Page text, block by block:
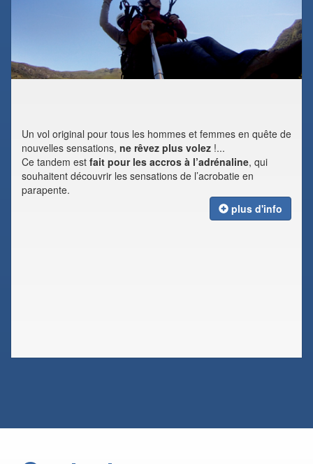
Un vol original pour tous les hommes et femmes en quête de
nouvelles sensations, ne rêvez plus volez !...
Ce tandem est fait pour les accros à l’adrénaline, qui
souhaitent découvrir les sensations de l’acrobatie en
parapente.
plus d'info